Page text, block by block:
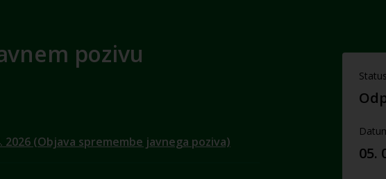
pozivu
2026 (Objava spremembe javnega poziva)
Status
05.